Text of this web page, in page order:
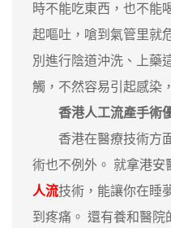
時不能吃東西，也不能
起嘔吐，嗆到氣管里就
別進行陰道沖洗、上藥
觸，不然容易引起感染
香港人工流產手術
香港在醫療技術方面
術也不例外。 就拿港安
人流技術，能讓你在睡
到疼痛。 還有養和醫